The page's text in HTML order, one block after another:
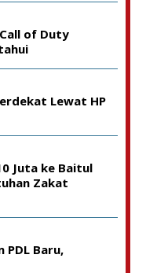
of Duty
Lewat HP
Juta ke Baitul
Zakat
PDL Baru,